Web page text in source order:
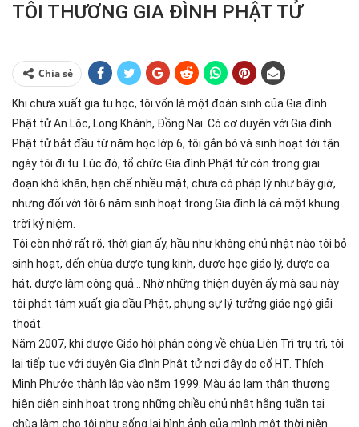
TÔI THƯƠNG GIA ĐÌNH PHẬT TỬ
Chia sẻ
Khi chưa xuất gia tu học, tôi vốn là một đoàn sinh của Gia đình
Phật tử An Lộc, Long Khánh, Đồng Nai. Có cơ duyên với Gia đình
Phật tử bắt đầu từ năm học lớp 6, tôi gắn bó và sinh hoạt tới tận
ngày tôi đi tu. Lúc đó, tổ chức Gia đình Phật tử còn trong giai
đoạn khó khăn, hạn chế nhiều mặt, chưa có pháp lý như bây giờ,
nhưng đối với tôi 6 năm sinh hoạt trong Gia đình là cả một khung
trời kỷ niệm.
Tôi còn nhớ rất rõ, thời gian ấy, hầu như không chủ nhật nào tôi bỏ
sinh hoạt, đến chùa được tụng kinh, được học giáo lý, được ca
hát, được làm công quả… Nhờ những thiện duyên ấy mà sau này
tôi phát tâm xuất gia đầu Phật, phụng sự lý tưởng giác ngộ giải
thoát.
Năm 2007, khi được Giáo hội phân công về chùa Liên Trì trụ trì, tôi
lại tiếp tục với duyên Gia đình Phật tử nơi đây do cố HT. Thích
Minh Phước thành lập vào năm 1999. Màu áo lam thân thương
hiện diện sinh hoạt trong những chiều chủ nhật hằng tuần tại
chùa làm cho tôi như sống lại hình ảnh của mình một thời niên